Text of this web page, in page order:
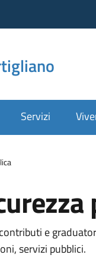
Servizi
e
servizi pubblici.